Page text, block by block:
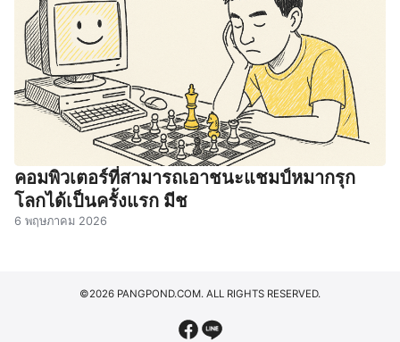
คอมพิวเตอร์ที่สามารถเอาชนะแชมป์หมากรุก
โลกได้เป็นครั้งแรก มีช
6 พฤษภาคม 2026
©2026 PANGPOND.COM. ALL RIGHTS RESERVED.